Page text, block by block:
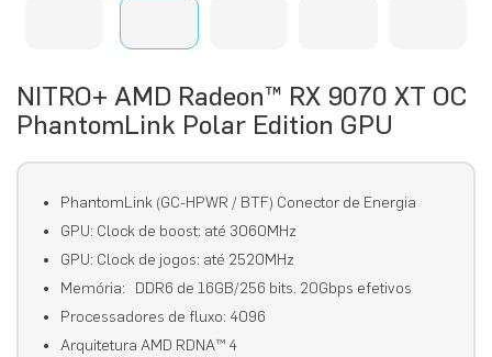
NITRO+ AMD Radeon™ RX 9070 XT OC
PhantomLink Polar Edition GPU
PhantomLink (GC-HPWR / BTF) Conector de Energia
GPU: Clock de boost: até 3060MHz
GPU: Clock de jogos: até 2520MHz
Memória: DDR6 de 16GB/256 bits. 20Gbps efetivos
Processadores de fluxo: 4096
Arquitetura AMD RDNA™ 4